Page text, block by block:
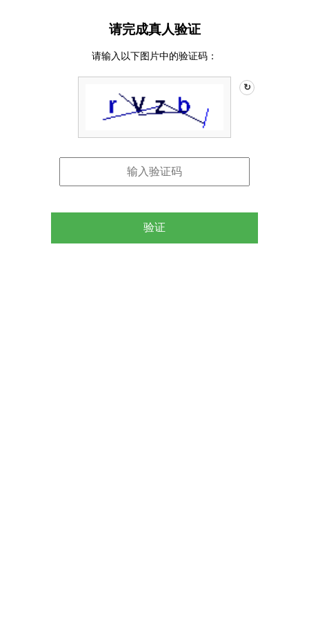
请完成真人验证
请输入以下图片中的验证码：
↻
验证